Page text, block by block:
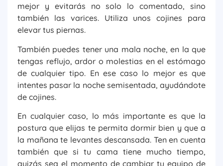
mejor y evitarás no solo lo comentado, sino
también las varices. Utiliza unos cojines para
elevar tus piernas.
También puedes tener una mala noche, en la que
tengas reflujo, ardor o molestias en el estómago
de cualquier tipo. En ese caso lo mejor es que
intentes pasar la noche semisentada, ayudándote
de cojines.
En cualquier caso, lo más importante es que la
postura que elijas te permita dormir bien y que a
la mañana te levantes descansada. Ten en cuenta
también que si tu cama tiene mucho tiempo,
quizás sea el momento de cambiar tu equipo de